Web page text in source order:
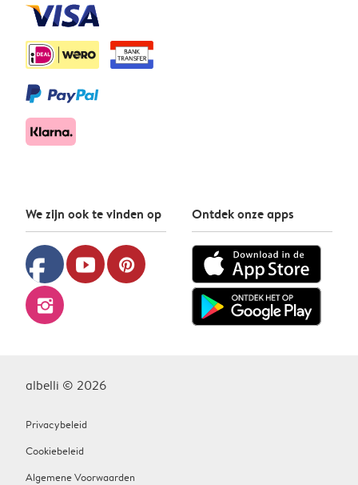
We zijn ook te vinden op
facebook youtube pinterest
instagram
Ontdek onze apps
albelli © 2026
Privacybeleid
Cookiebeleid
Algemene Voorwaarden